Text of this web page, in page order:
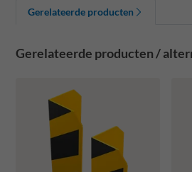
Gerelateerde producten
Gerelateerde producten /